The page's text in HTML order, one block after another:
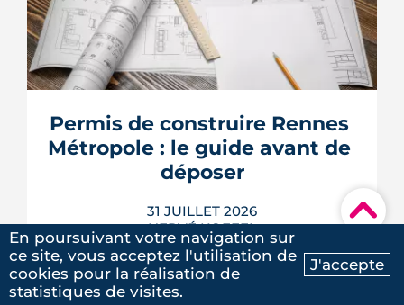
Ma recherche Contactez-nous
▾
Les taux de crédit se sont stabilisés cet
été, mais au-dessus de leur niveau du
printemps. À Rennes, la hausse des prix
resserrent le budget des acheteurs à la
rentrée 2026.
LIRE L'ARTICLE
Permis de construire Rennes
Métropole : le guide avant de
déposer
31 JUILLET 2026
HERVÉ KOFFEL
En poursuivant votre navigation sur
ce site, vous acceptez l'utilisation de
cookies pour la réalisation de
statistiques de visites.
J'accepte